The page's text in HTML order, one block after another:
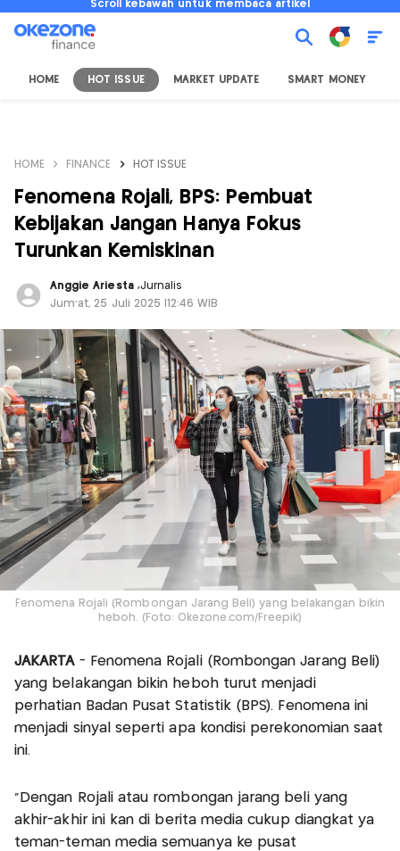
Scroll kebawah untuk membaca artikel
HOME HOT ISSUE MARKET UPDATE SMART MONEY
HOME FINANCE HOT ISSUE
Fenomena Rojali, BPS: Pembuat
Kebijakan Jangan Hanya Fokus
Turunkan Kemiskinan
Anggie Ariesta ,Jurnalis
Jum'at, 25 Juli 2025 |12:46 WIB
Fenomena Rojali (Rombongan Jarang Beli) yang belakangan bikin
heboh. (Foto: Okezone.com/Freepik)
JAKARTA - Fenomena Rojali (Rombongan Jarang Beli)
yang belakangan bikin heboh turut menjadi
perhatian Badan Pusat Statistik (BPS). Fenomena ini
menjadi sinyal seperti apa kondisi perekonomian saat
ini.
"Dengan Rojali atau rombongan jarang beli yang
akhir-akhir ini kan di berita media cukup diangkat ya
teman-teman media semuanya ke pusat